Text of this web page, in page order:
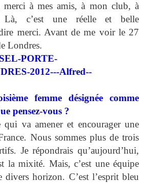
merci à mes amis, à mon club, à
Là, c’est une réelle et belle
merci. Avant de me voir le 27
Londres.
femme désignée comme
pensez-vous ?
qui va amener et encourager une
Nous sommes plus de trois
Je répondrais qu’aujourd’hui,
la mixité. Mais, c’est une équipe
divers horizon. C’est l’esprit bleu